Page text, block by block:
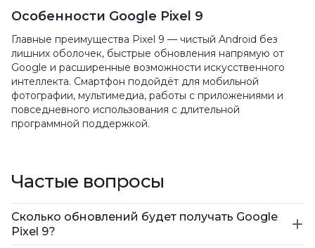
Особенности Google Pixel 9
Главные преимущества Pixel 9 — чистый Android без
лишних оболочек, быстрые обновления напрямую от
Google и расширенные возможности искусственного
интеллекта. Смартфон подойдёт для мобильной
фотографии, мультимедиа, работы с приложениями и
повседневного использования с длительной
программной поддержкой.
Частые вопросы
Сколько обновлений будет получать Google
Pixel 9?